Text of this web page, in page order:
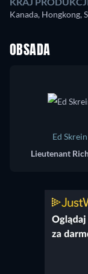
Kanada, Hongkong,
OBSADA
Ed Skrein